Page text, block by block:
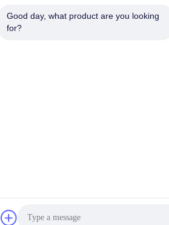
Good day, what product are you looking
for?